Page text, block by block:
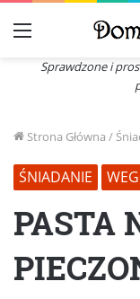
Menu
Sprawdzone i
Strona Główna /
ŚNIADANIE
PASTA